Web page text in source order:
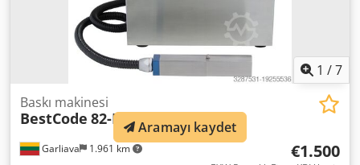
1 /7
Garliava 1.961 km
Baskı makinesi
BestCode 82-M-1-EU-75u
€1.500
Aramayı kaydet